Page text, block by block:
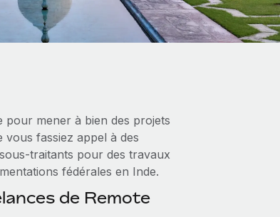
pour mener à bien des projets
vous fassiez appel à des
pour des travaux
fédérales en Inde.
de Remote